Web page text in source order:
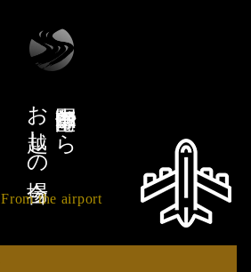
中部国際空港から
お越しの場合
From the airport